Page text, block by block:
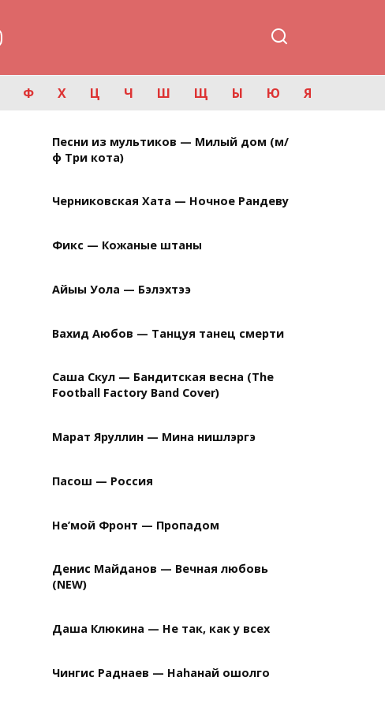
Ф Х Ц Ч Ш Щ Ы Ю Я
Песни из мультиков — Милый дом (м/
ф Три кота)
Черниковская Хата — Ночное Рандеву
Фикс — Кожаные штаны
Айыы Уола — Бэлэхтээ
Вахид Аюбов — Танцуя танец смерти
Саша Скул — Бандитская весна (The
Football Factory Band Cover)
Марат Яруллин — Мина нишлэргэ
Пасош — Россия
Не’мой Фронт — Пропадом
Денис Майданов — Вечная любовь
(NEW)
Даша Клюкина — Не так, как у всех
Чингис Раднаев — Наhанай ошолго